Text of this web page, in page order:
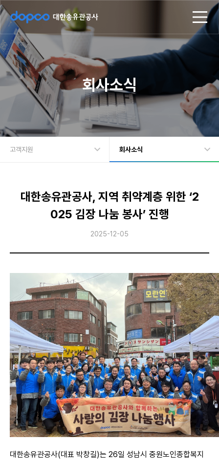
d
o
p
c
o
대
한
관
모
바
일
회사소식
고객지원
주요사업
지속가능경영
회사소식
입찰공고
고객문의
대한송유관공사, 지역 취약계층 위한 ‘2
025 김장 나눔 봉사’ 진행
2025-12-05
대한송유관공사(대표 박창길)는 26일 성남시 중원노인종합복지